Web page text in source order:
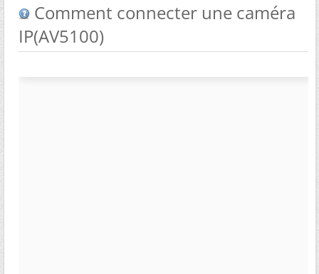
Comment connecter une caméra
IP(AV5100)